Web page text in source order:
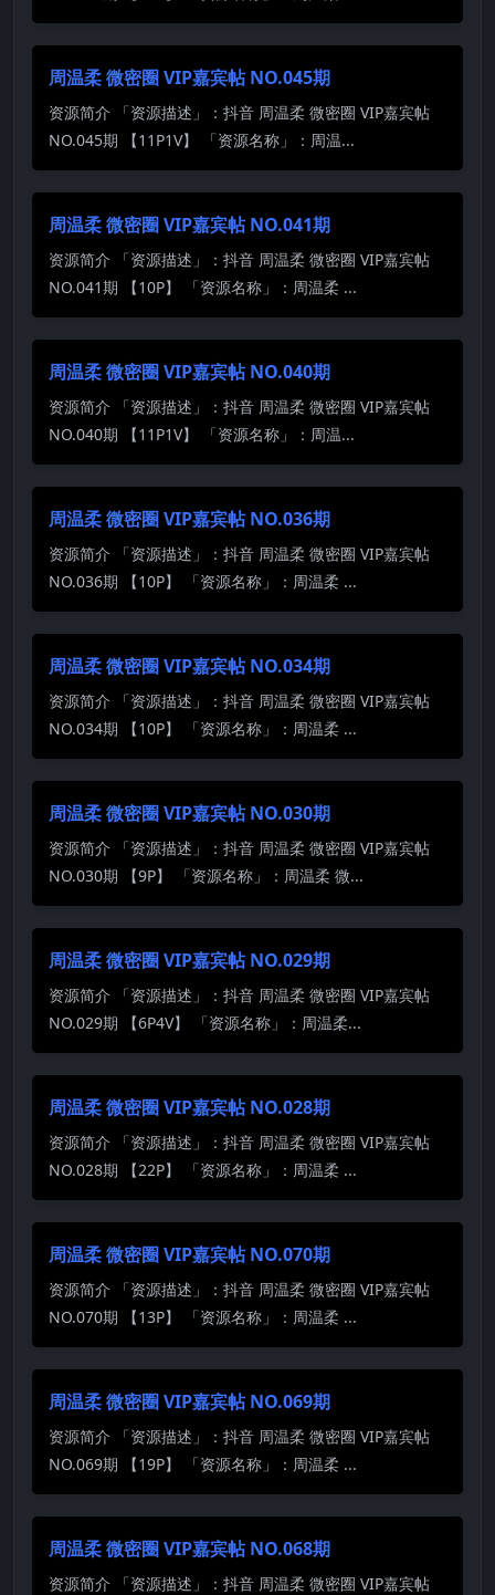
周温柔 微密圈 VIP嘉宾帖 NO.045期
资源简介 「资源描述」：抖音 周温柔 微密圈 VIP嘉宾帖
NO.045期 【11P1V】 「资源名称」：周温...
周温柔 微密圈 VIP嘉宾帖 NO.041期
资源简介 「资源描述」：抖音 周温柔 微密圈 VIP嘉宾帖
NO.041期 【10P】 「资源名称」：周温柔 ...
周温柔 微密圈 VIP嘉宾帖 NO.040期
资源简介 「资源描述」：抖音 周温柔 微密圈 VIP嘉宾帖
NO.040期 【11P1V】 「资源名称」：周温...
周温柔 微密圈 VIP嘉宾帖 NO.036期
资源简介 「资源描述」：抖音 周温柔 微密圈 VIP嘉宾帖
NO.036期 【10P】 「资源名称」：周温柔 ...
周温柔 微密圈 VIP嘉宾帖 NO.034期
资源简介 「资源描述」：抖音 周温柔 微密圈 VIP嘉宾帖
NO.034期 【10P】 「资源名称」：周温柔 ...
周温柔 微密圈 VIP嘉宾帖 NO.030期
资源简介 「资源描述」：抖音 周温柔 微密圈 VIP嘉宾帖
NO.030期 【9P】 「资源名称」：周温柔 微...
周温柔 微密圈 VIP嘉宾帖 NO.029期
资源简介 「资源描述」：抖音 周温柔 微密圈 VIP嘉宾帖
NO.029期 【6P4V】 「资源名称」：周温柔...
周温柔 微密圈 VIP嘉宾帖 NO.028期
资源简介 「资源描述」：抖音 周温柔 微密圈 VIP嘉宾帖
NO.028期 【22P】 「资源名称」：周温柔 ...
周温柔 微密圈 VIP嘉宾帖 NO.070期
资源简介 「资源描述」：抖音 周温柔 微密圈 VIP嘉宾帖
NO.070期 【13P】 「资源名称」：周温柔 ...
周温柔 微密圈 VIP嘉宾帖 NO.069期
资源简介 「资源描述」：抖音 周温柔 微密圈 VIP嘉宾帖
NO.069期 【19P】 「资源名称」：周温柔 ...
周温柔 微密圈 VIP嘉宾帖 NO.068期
资源简介 「资源描述」：抖音 周温柔 微密圈 VIP嘉宾帖